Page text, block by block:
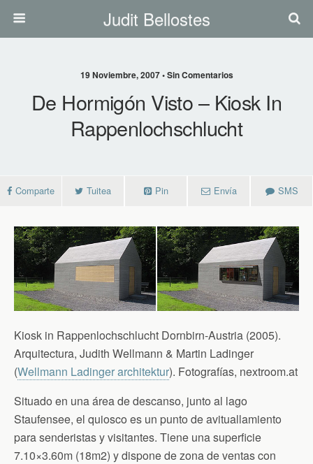
Judit Bellostes
19 Noviembre, 2007 • Sin Comentarios
De Hormigón Visto – Kiosk In
Rappenlochschlucht
Comparte Tuitea Pin Envía SMS
Kiosk in Rappenlochschlucht Dornbirn-Austria (2005).
Arquitectura, Judith Wellmann & Martin Ladinger
(Wellmann Ladinger architektur). Fotografías, nextroom.at
Situado en una área de descanso, junto al lago
Staufensee, el quiosco es un punto de avituallamiento
para senderistas y visitantes. Tiene una superficie
7.10×3.60m (18m2) y dispone de zona de ventas con